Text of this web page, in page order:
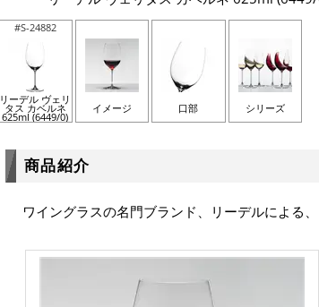
#S-24882
リーデル ヴェリ
タス カベルネ
625ml (6449/0)
イメージ 口部 シリーズ
商品紹介
ワイングラスの名門ブランド、リーデルによる